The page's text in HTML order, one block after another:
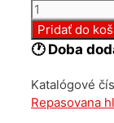
Pridať do
🕐 Doba
Katalógové
Repasovana